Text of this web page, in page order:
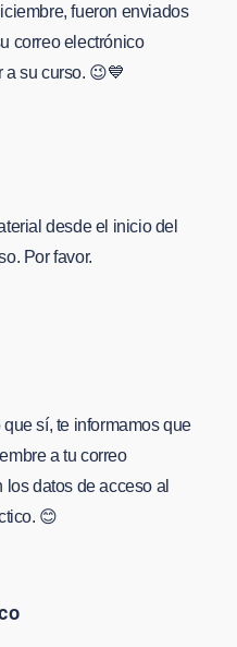
fueron enviados
correo electrónico
a su curso. 😉💙
desde el inicio del
Por favor.
sí, te informamos que
a tu correo
datos de acceso al
😊